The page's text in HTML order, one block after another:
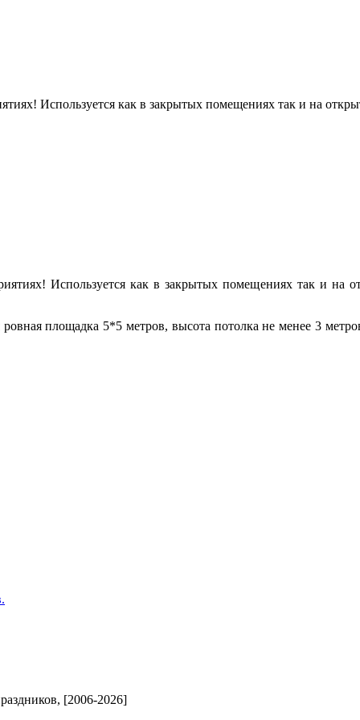
Используется как в закрытых помещениях так и на
Используется как в закрытых помещениях так и на
ровная площадка 5*5 метров, высота потолка не менее 3
[2006-2026]